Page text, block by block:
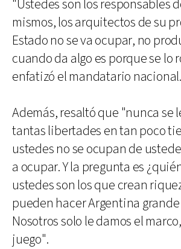
"Ustedes son los responsables
mismos, los arquitectos de su
Estado no se va ocupar, no
cuando da algo es porque se lo
enfatizó el mandatario nacional.
Además, resaltó que "nunca se
tantas libertades en tan poco
ustedes no se ocupan de
a ocupar. Y la pregunta es
ustedes son los que crean
pueden hacer Argentina
Nosotros solo le damos el
juego".